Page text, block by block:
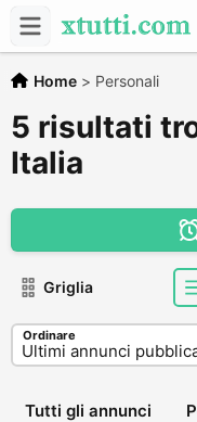
Home > Personali
5 risultati
Italia
Griglia
Ordinare
Tutti gli annunci